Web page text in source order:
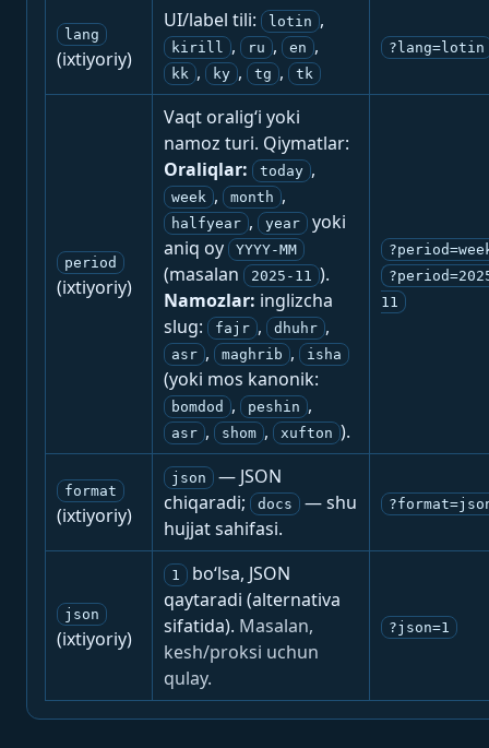
lang
(ixtiyoriy)
UI/label tili: lotin ,
kirill , ru , en ,
kk , ky , tg , tk
?lang=lotin
period
(ixtiyoriy)
Vaqt oralig‘i yoki
namoz turi. Qiymatlar:
Oraliqlar:
today ,
week , month ,
halfyear , year
yoki
aniq oy
YYYY-MM
(masalan 2025-11 ).
Namozlar: inglizcha
slug:
fajr , dhuhr ,
asr , maghrib , isha
(yoki mos kanonik:
bomdod , peshin ,
asr , shom , xufton ).
11
format
(ixtiyoriy)
json
— JSON
chiqaradi;
docs
— shu
hujjat sahifasi.
json
(ixtiyoriy)
1
bo‘lsa, JSON
qaytaradi (alternativa
sifatida). Masalan,
kesh/proksi uchun
qulay.
?json=1